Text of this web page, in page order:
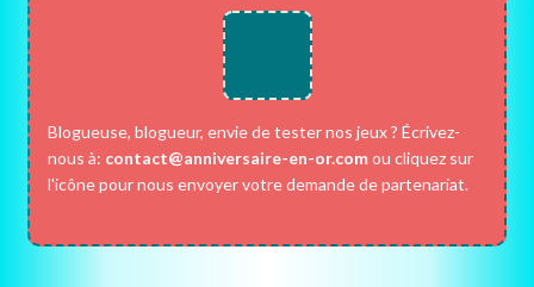
Blogueuse, blogueur, envie de tester nos jeux ? Écrivez-
nous à: contact@anniversaire-en-or.comou cliquez sur
l'icône pour nous envoyer votre demande de partenariat.